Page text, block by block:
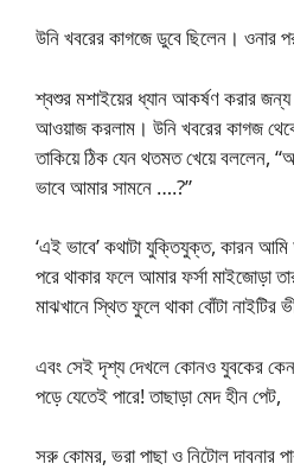
উনি খবরের কাগজে ডুবে ছিলেন। ওনার
শ্বশুর মশাইয়ের ধ্যান আকর্ষণ করার
আওয়াজ করলাম। উনি খবরের কাগজ
তাকিয়ে ঠিক যেন থতমত খেয়ে বললেন,
ভাবে আমার সামনে ….?”
‘এই ভাবে’ কথাটা যুক্তিযুক্ত, কারন আমি
পরে থাকার ফলে আমার ফর্সা মাইজোড়া
মাঝখানে স্থিত ফুলে থাকা বোঁটা নাইটির
এবং সেই দৃশ্য দেখলে কোনও যুবকের
পড়ে যেতেই পারে! তাছাড়া মেদ হীন পেট,
সরু কোমর, ভরা পাছা ও নিটোল দাবনার